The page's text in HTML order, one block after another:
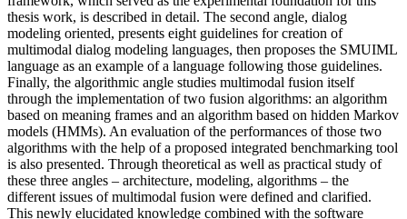
thesis work, is described in detail. The second angle, dialog
modeling oriented, presents eight guidelines for creation of
multimodal dialog modeling languages, then proposes the SMUIML
language as an example of a language following those guidelines.
Finally, the algorithmic angle studies multimodal fusion itself
through the implementation of two fusion algorithms: an algorithm
based on meaning frames and an algorithm based on hidden Markov
models (HMMs). An evaluation of the performances of those two
algorithms with the help of a proposed integrated benchmarking tool
is also presented. Through theoretical as well as practical study of
these three angles – architecture, modeling, algorithms – the
different issues of multimodal fusion were defined and clarified.
This newly elucidated knowledge combined with the software